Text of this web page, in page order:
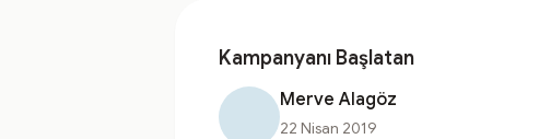
Kampanyanı Başlatan
Merve Alagöz
22 Nisan 2019